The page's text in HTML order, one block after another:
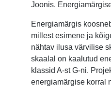
Joonis.
Energiamärgis
millest esimene ja
nähtav ilusa värvilise
skaalal on kaalutud
klassid A-st G-ni.
energiamärgise korral